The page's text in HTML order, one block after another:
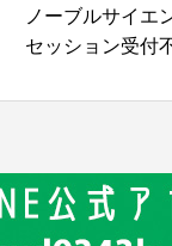
ノーブルサイエ
セッション受付